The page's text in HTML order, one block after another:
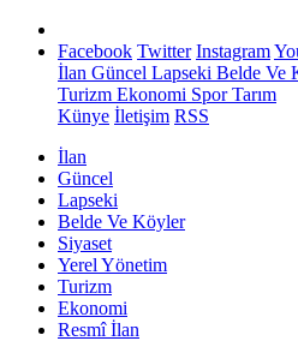
Facebook Twitter Instagram
İlan Güncel Lapseki Belde Ve
Turizm Ekonomi SporTarım
Künye İletişim RSS
İlan
Güncel
Lapseki
Belde Ve Köyler
Siyaset
Yerel Yönetim
Turizm
Ekonomi
Resmî İlan